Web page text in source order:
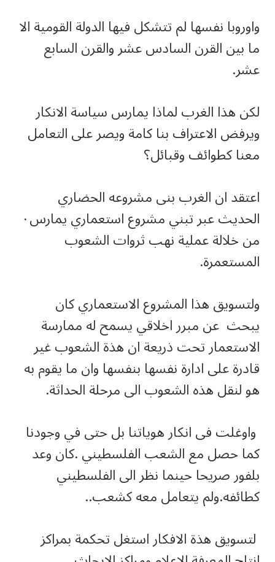
واوروبا نفسها لم تتشكل فيها الدولة القومية الا
ما بين القرن السادس عشر والقرن السابع
عشر.
لكن هذا الغرب لماذا يمارس سياسة الانكار
ويرفض الاعتراف بنا كامة ويصر على التعامل
معنا كطوائف وقبائل؟
اعتقد ان الغرب بنى مشروعه الحضاري
الحديث عبر تبني مشروع استعماري يمارس٠
من خلالة عملية نهب ثروات الشعوب
المستعمرة.
ولتسويق هذا المشروع الاستعماري كان
يبحث عن مبرر اخلاقي يسمح له ممارسة
الاستعمار تحت ذريعة ان هذة الشعوب غير
قادرة على ادارة نفسها بنفسها وان ما يقوم به
هو لنقل هذه الشعوب الى مرحلة الحداثة.
واوغلت فى انكار هوياتنا بل حتى في وجودنا
كما حصل مع الشعب الفلسطيني .كان وعد
بلفور صريحا حينما نظر الى الفلسطيني
كطائفه.ولم يتعامل معه كشعب..
لتسويق هذة الافكار استغل تحكمة بمراكز